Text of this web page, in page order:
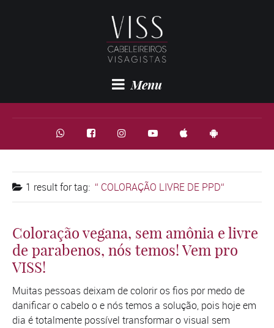
Menu
1 result fortag: COLORAÇÃO LIVRE DE PPD
Coloração vegana, sem amônia e livre
de parabenos, nós temos! Vem pro
VISS!
Muitas pessoas deixam de colorir os fios por medo de
danificar o cabelo o e nós temos a solução, pois hoje em
dia é totalmente possível transformar o visual sem